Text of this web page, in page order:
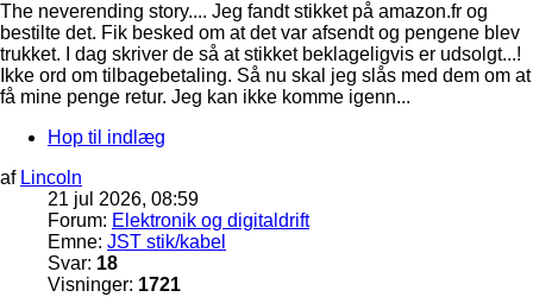
The neverending story.... Jeg fandt stikket på amazon.fr og
bestilte det. Fik besked om at det var afsendt og pengene blev
trukket. I dag skriver de så at stikket beklageligvis er udsolgt...!
Ikke ord om tilbagebetaling. Så nu skal jeg slås med dem om at
få mine penge retur. Jeg kan ikke komme igenn...
Hop til indlæg
af Lincoln
21 jul 2026, 08:59
Forum: Elektronik og digitaldrift
Emne: JST stik/kabel
Svar: 18
Visninger: 1721